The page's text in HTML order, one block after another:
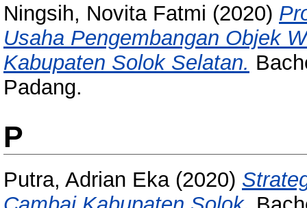
Ningsih, Novita Fatmi (2020)
Usaha Pengembangan Objek
Kabupaten Solok Selatan.
Padang.
P
Putra, Adrian Eka(2020)